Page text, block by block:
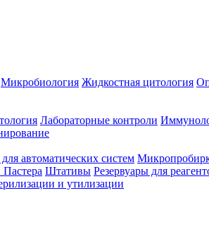
Микробиология Жидкостная цитология
Лабораторные контроли
автоматических систем
Штативы Резервуары для
и утилизации